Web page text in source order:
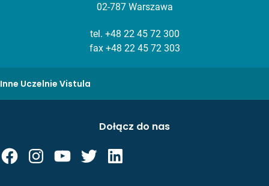
02-787 Warszawa
tel. +48 22 45 72 300
fax +48 22 45 72 303
Inne Uczelnie Vistula
Dołącz do nas